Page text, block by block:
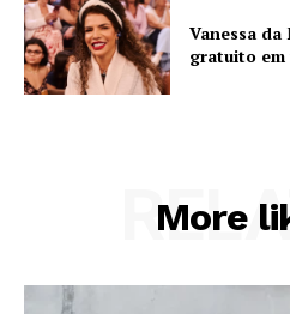
Vanessa
gratuito em
More